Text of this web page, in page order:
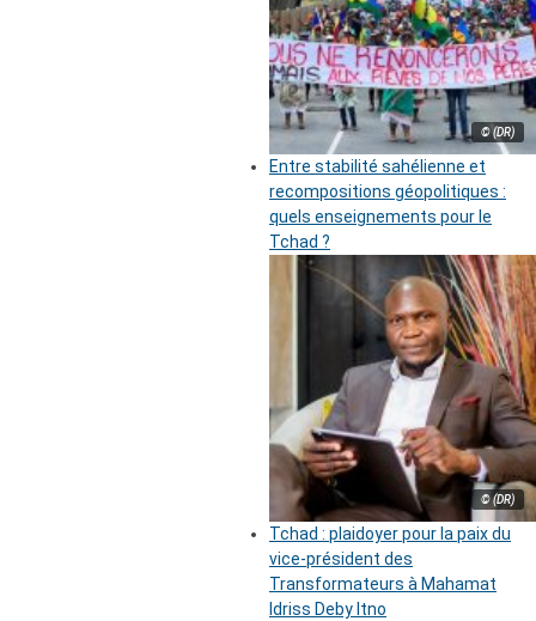
© (DR)
Entre stabilité sahélienne et
recompositions géopolitiques :
quels enseignements pour le
Tchad ?
© (DR)
Tchad : plaidoyer pour la paix du
vice-président des
Transformateurs à Mahamat
Idriss Deby Itno